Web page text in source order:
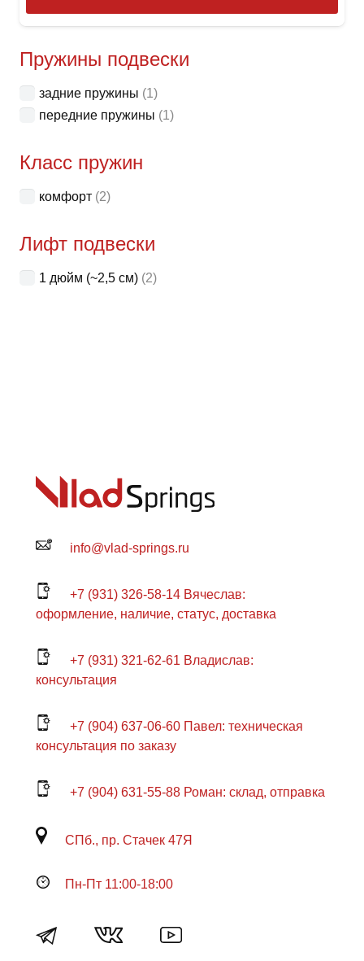
товар
Пружины подвески
задние пружины (1)
передние пружины (1)
Класс пружин
комфорт (2)
Лифт подвески
1 дюйм (~2,5 см) (2)
info@vlad-springs.ru
+7 (931) 326-58-14 Вячеслав:
оформление, наличие, статус, доставка
+7 (931) 321-62-61 Владислав:
консультация
+7 (904) 637-06-60 Павел: техническая
консультация по заказу
+7 (904) 631-55-88 Роман: склад, отправка
СПб., пр. Стачек 47Я
Пн-Пт 11:00-18:00